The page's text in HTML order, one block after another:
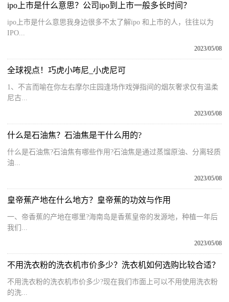
ipo上市是什么意思？公司ipo到上市一般多长时间？
ipo上市是什么意思我身边很多不太了解ipo 和上市的人，往往以为
IPO...
2023/05/08
全球视点！巧虎小咘尼_小虎尼可
1、不言而喻在你左右摩尔庄园逢场作戏弹指间的烟灰奢求仅有温柔
尼古...
2023/05/08
什么是石油焦？石油焦是干什么用的?
什么是石油焦?石油焦有哪些作用?石油焦是通过蒸馏原油、分离轻质
油...
2023/05/08
皇帝蕉产地在什么地方？皇帝蕉的功效与作用
一、帝香蕉的产地在哪里?海南岛是香蕉皇帝的发源地，种植一年后
我们...
2023/05/08
不用洗衣粉的洗衣机市价多少？洗衣机如何选购比较合适？
不用洗衣粉的洗衣机市价多少?现在我们市面上可以不用使用洗衣粉
的洗...